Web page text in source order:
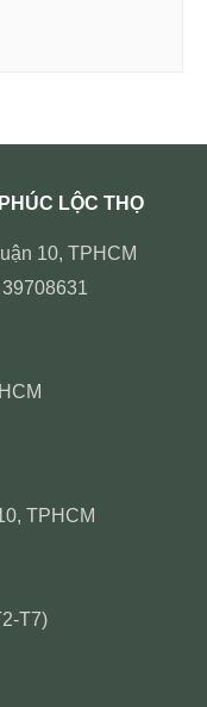
LỘC THỌ
10, TPHCM
TPHCM
T7)